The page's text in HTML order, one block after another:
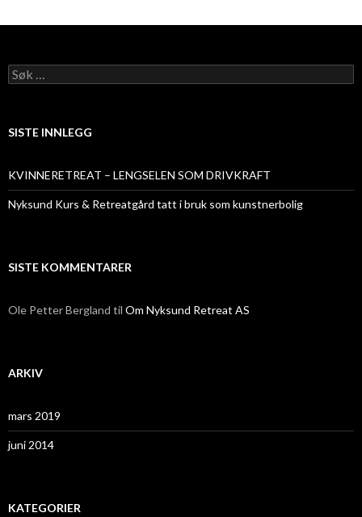
Søk
etter:
SISTE INNLEGG
KVINNERETREAT – LENGSELEN SOM DRIVKRAFT
Nyksund Kurs & Retreatgård tatt i bruk som kunstnerbolig
SISTE KOMMENTARER
Ole Petter Bergland til Om Nyksund Retreat AS
ARKIV
mars 2019
juni 2014
KATEGORIER